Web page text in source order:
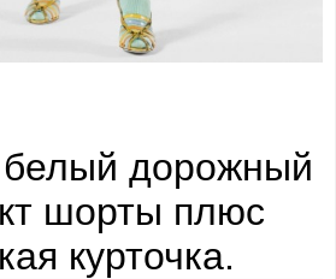
дорожный
шорты плюс
курточка.